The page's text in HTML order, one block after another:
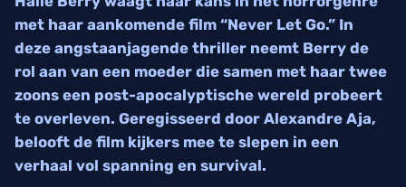
met haar aankomende film “Never Let Go.” In
deze angstaanjagende thriller neemt Berry de
rol aan van een moeder die samen met haar twee
zoons een post-apocalyptische wereld probeert
te overleven. Geregisseerd door Alexandre Aja,
belooft de film kijkers mee te slepen in een
verhaal vol spanning en survival.